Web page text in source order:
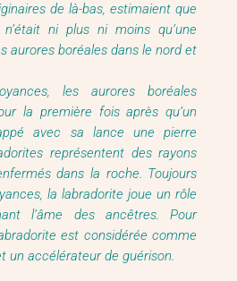
de là-bas, estimaient que
ni plus ni moins qu’une
aurores boréales dans le nord et
les aurores boréales
la première fois après qu’un
avec sa lance une pierre
représentent des rayons
dans la roche. Toujours
la labradorite joue un rôle
l’âme des ancêtres. Pour
est considérée comme
un accélérateur de guérison.